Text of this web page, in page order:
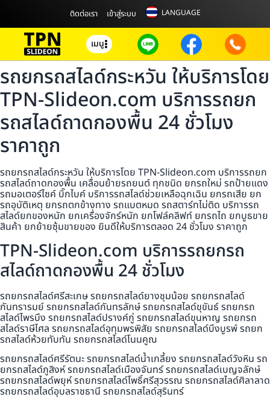
ติดต่อเรา เข้าสู่ระบบ LANGUAGE
เมนู
รถยกรถสไลด์กระหวัน ให้บริการโดย
TPN-Slideon.com บริการรถยก
รถสไลด์ถาดกองพื้น 24 ชั่วโมง
ราคาถูก
รถยกรถสไลด์กระหวัน ให้บริการโดย TPN-Slideon.com บริการรถยก
รถสไลด์ถาดกองพื้น เคลื่อนย้ายรถยนต์ ทุกชนิด ยกรถใหม่ รถป้ายแดง
รถมอเตอร์ไซค์ บิ๊กไบค์ บริการรถสไลด์ช่วยเหลือฉุกเฉิน ยกรถเสีย ยก
รถอุบัติเหตุ ยกรถตกข้างทาง รถแบตหมด รถสตาร์ทไม่ติด บริการรถ
สไลด์ยกของหนัก ยกเครื่องจักร์หนัก ยกโฟล์คลิฟท์ ยกรถไถ ยกบูธขาย
สินค้า ยกย้ายซุ้มขายของ ยินดีให้บริการตลอด 24 ชั่วโมง ราคาถูก
TPN-Slideon.com บริการรถยกรถ
สไลด์ถาดกองพื้น 24 ชั่วโมง
รถยกรถสไลด์ศรีสะเกษ รถยกรถสไลด์ยางชุมน้อย รถยกรถสไลด์
กันทรารมย์ รถยกรถสไลด์กันทรลักษ์ รถยกรถสไลด์ขุขันธ์ รถยกรถ
สไลด์ไพรบึง รถยกรถสไลด์ปรางค์กู่ รถยกรถสไลด์ขุนหาญ รถยกรถ
สไลด์ราษีไศล รถยกรถสไลด์อุทุมพรพิสัย รถยกรถสไลด์บึงบูรพ์ รถยก
รถสไลด์ห้วยทับทัน รถยกรถสไลด์โนนคูณ
รถยกรถสไลด์ศรีรัตนะ รถยกรถสไลด์น้ำเกลี้ยง รถยกรถสไลด์วังหิน รถ
ยกรถสไลด์ภูสิงห์ รถยกรถสไลด์เมืองจันทร์ รถยกรถสไลด์เบญจลักษ์
รถยกรถสไลด์พยุห์ รถยกรถสไลด์โพธิ์ศรีสุวรรณ รถยกรถสไลด์ศิลาลาด
รถยกรถสไลด์อุบลราชธานี รถยกรถสไลด์สุรินทร์